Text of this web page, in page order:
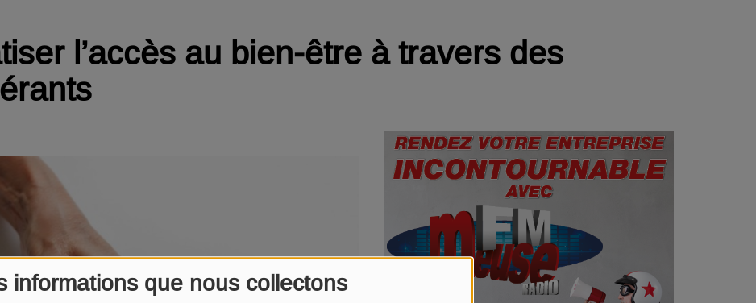
informations que nous collectons
l’accès au bien-être à travers des